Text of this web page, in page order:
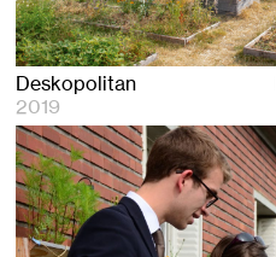
Deskopolitan
2019